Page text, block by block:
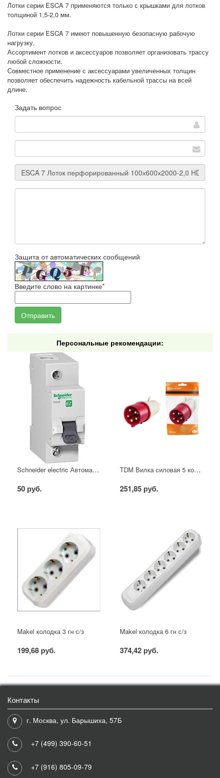
Лотки серии ESCA 7 применяются только с крышками для лотков
толщиной 1,5-2,0 мм.
Лотки серии ESCA 7 имеют повышенную безопасную рабочую
нагрузку.
Ассортимент лотков и аксессуаров позволяет организовать трассу
любой сложности.
Совместное применение с аксессуарами увеличенных толщин
позволяет обеспечить надежность кабельной трассы на всей
длине.
Задать вопрос
Защита от автоматических сообщений
Введите слово на картинке*
Персональные рекомендации:
Schneider electric Автоматический выключатель 1/40А
50 руб.
TDM Вилка силовая 5 контактов 16А 380В IP44
251,85 руб.
Makel колодка 3 гн с/з
199,68 руб.
Makel колодка 6 гн с/з
374,42 руб.
Контакты
г. Москва, ул. Барышиха, 57Б
+7 (499) 390-60-51
+7 (916) 805-09-79